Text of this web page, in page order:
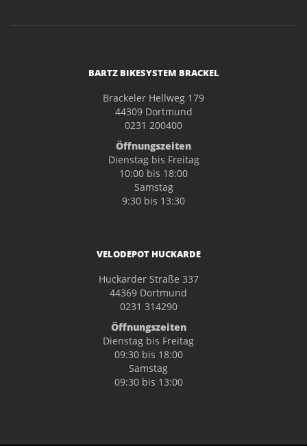
BARTZ BIKESYSTEM BRACKEL
Brackeler Hellweg 179
44309 Dortmund
0231 200400
Öffnungszeiten
Dienstag bis Freitag
10:00 bis 18:00
Samstag
9:30 bis 13:30
VELODEPOT HUCKARDE
Huckarder Straße 337
44369 Dortmund
0231 314290
Öffnungszeiten
Dienstag bis Freitag
09:30 bis 18:00
Samstag
09:30 bis 13:00